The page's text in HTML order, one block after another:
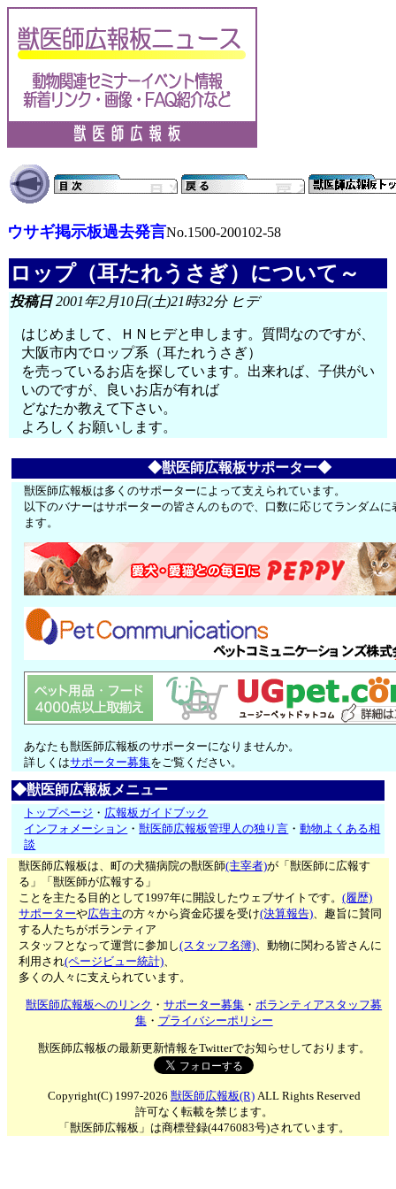
ウサギ掲示板過去発言No.1500-200102-58
ロップ（耳たれうさぎ）について～
投稿日2001年2月10日(土)21時32分 ヒデ
はじめまして、ＨＮヒデと申します。質問なのですが、
大阪市内でロップ系（耳たれうさぎ）
を売っているお店を探しています。出来れば、子供がい
いのですが、良いお店が有れば
どなたか教えて下さい。
よろしくお願いします。
◆獣医師広報板サポーター◆
獣医師広報板は多くのサポーターによって支えられています。
以下のバナーはサポーターの皆さんのもので、口数に応じてランダムに
ます。
あなたも獣医師広報板のサポーターになりませんか。
詳しくはサポーター募集をご覧ください。
◆獣医師広報板メニュー
トップページ ・ 広報板ガイドブック
インフォメーション ・獣医師広報板管理人の独り言 ・動物よくある相
談
獣医師広報板は、町の犬猫病院の獣医師(主宰者)が「獣医師に広報す
る」「獣医師が広報する」
ことを主たる目的として1997年に開設したウェブサイトです。(履歴)
サポーターや広告主の方々から資金応援を受け(決算報告)、趣旨に賛同
する人たちがボランティア
スタッフとなって運営に参加し(スタッフ名簿)、動物に関わる皆さんに
利用され(ページビュー統計)、
多くの人々に支えられています。
獣医師広報板へのリンク ・サポーター募集 ・ボランティアスタッフ募
集・ プライバシーポリシー
獣医師広報板の最新更新情報をTwitterでお知らせしております。
Copyright(C) 1997-2026 獣医師広報板(R)ALL Rights Reserved
許可なく転載を禁じます。
「獣医師広報板」は商標登録(4476083号)されています。